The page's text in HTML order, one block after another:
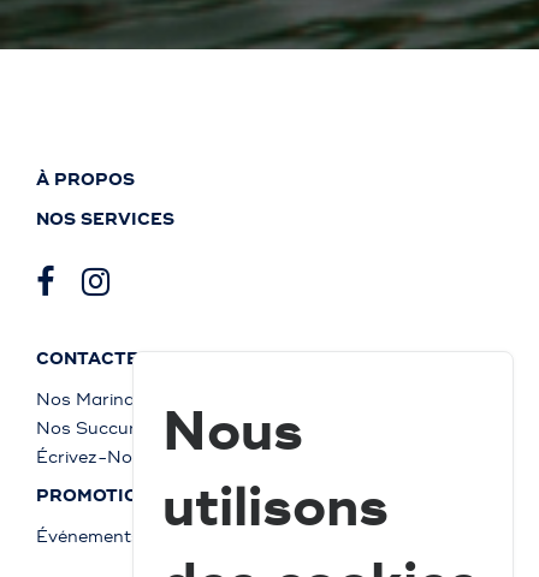
À PROPOS
NOS SERVICES
CONTACTEZ-NOUS
Nos Marinas
Nos Succursales
Écrivez-Nous
PROMOTIONS
Événements
Nous
utilisons